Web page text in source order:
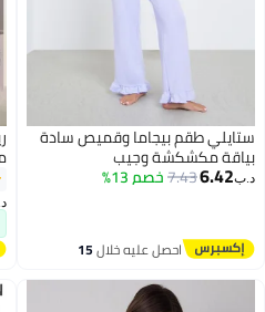
ستايلي طقم بيجاما وقميص سادة
بياقة مكشكشة وجيب
د.ب‏6.42
7.43خصم 13%
احصل عليه خلال15
اغسطس